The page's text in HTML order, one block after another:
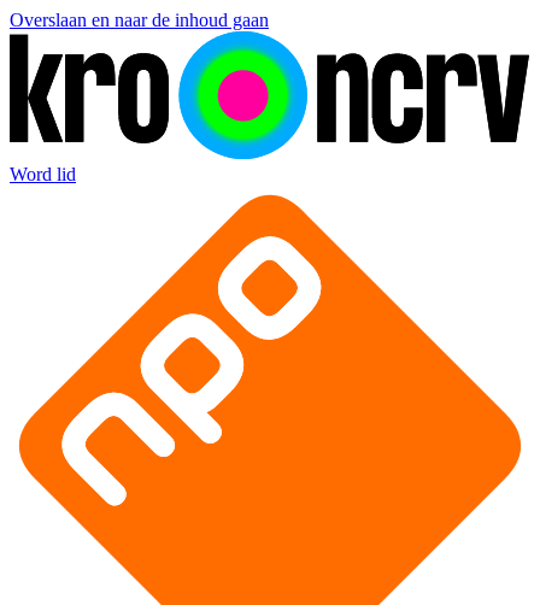
Overslaan en naar de inhoud gaan
Word lid